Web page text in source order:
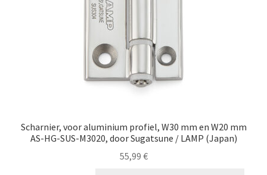
Scharnier, voor aluminium profiel, W30 mm en W20 mm
AS-HG-SUS-M3020, door Sugatsune / LAMP (Japan)
55,99 €